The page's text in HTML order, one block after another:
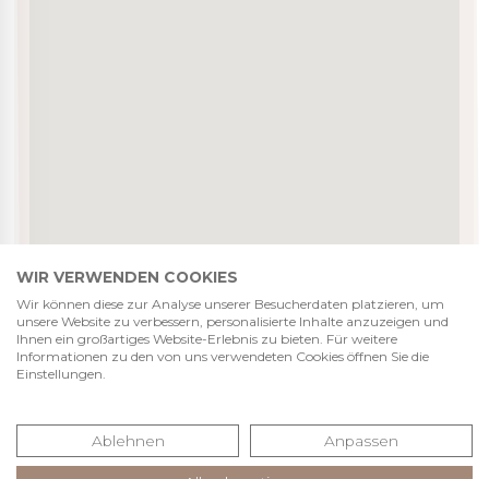
WIR VERWENDEN COOKIES
Wir können diese zur Analyse unserer Besucherdaten platzieren, um
unsere Website zu verbessern, personalisierte Inhalte anzuzeigen und
Ihnen ein großartiges Website-Erlebnis zu bieten. Für weitere
Informationen zu den von uns verwendeten Cookies öffnen Sie die
Einstellungen.
Ablehnen Anpassen